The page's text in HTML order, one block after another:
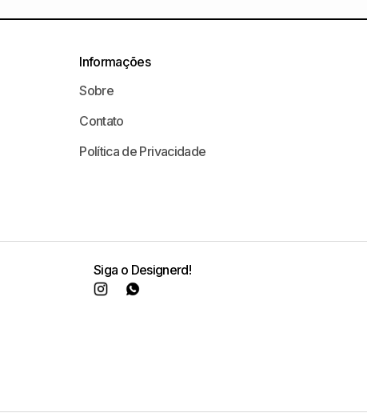
Informações
Sobre
Contato
Política de Privacidade
Siga o Designerd!